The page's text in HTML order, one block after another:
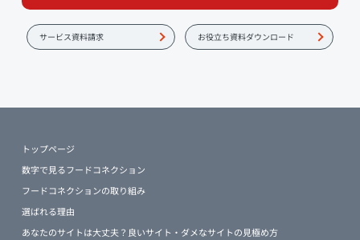
サービス資料請求 お役立ち資料ダウンロード
トップページ
数字で見るフードコネクション
フードコネクションの取り組み
選ばれる理由
あなたのサイトは大丈夫？良いサイト・ダメなサイトの見極め方